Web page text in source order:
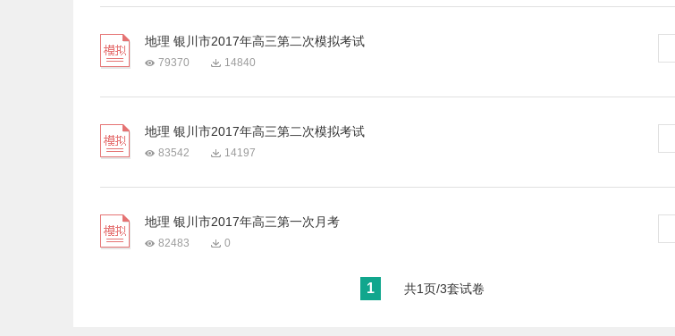
地理 银川市2017年高三第二次模拟考试
79370 14840
地理 银川市2017年高三第二次模拟考试
83542 14197
地理 银川市2017年高三第一次月考
82483 0
1 共1页/3套试卷